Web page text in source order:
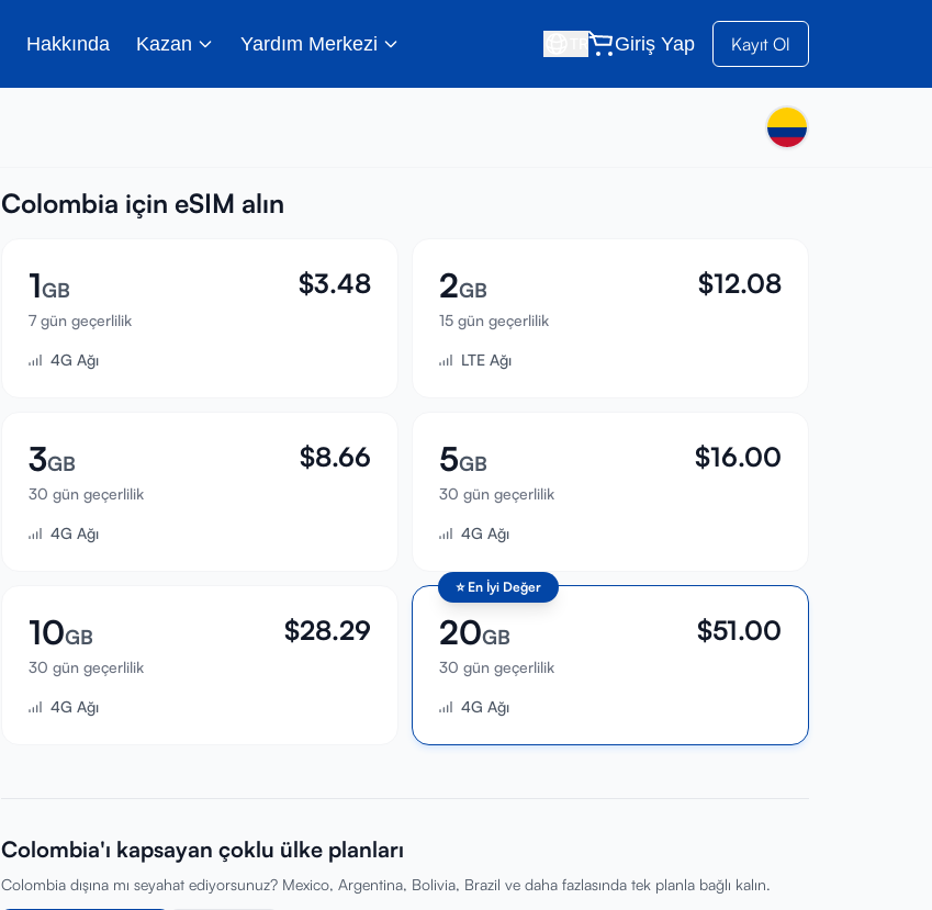
Hakkında Kazan Yardım Merkezi Giriş Yap Kayıt Ol
Colombia için eSIM alın
1GB
7 gün geçerlilik
$3.48
4G Ağı
2GB
15 gün geçerlilik
$12.08
LTE Ağı
3GB
30 gün geçerlilik
$8.66
4G Ağı
5GB
30 gün geçerlilik
$16.00
4G Ağı
10GB
30 gün geçerlilik
$28.29
4G Ağı
⭐ En İyi Değer
20GB
30 gün geçerlilik
$51.00
4G Ağı
Colombia'ı kapsayan çoklu ülke planları
Colombia dışına mı seyahat ediyorsunuz? Mexico, Argentina, Bolivia, Brazil ve daha fazlasında tek planla bağlı kalın.